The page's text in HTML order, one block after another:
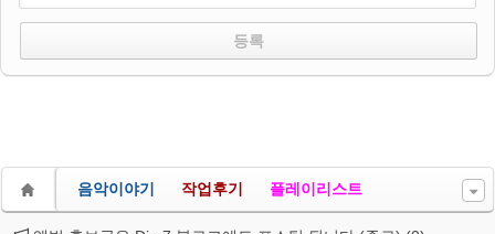
음악이야기 작업후기 플레이리스트